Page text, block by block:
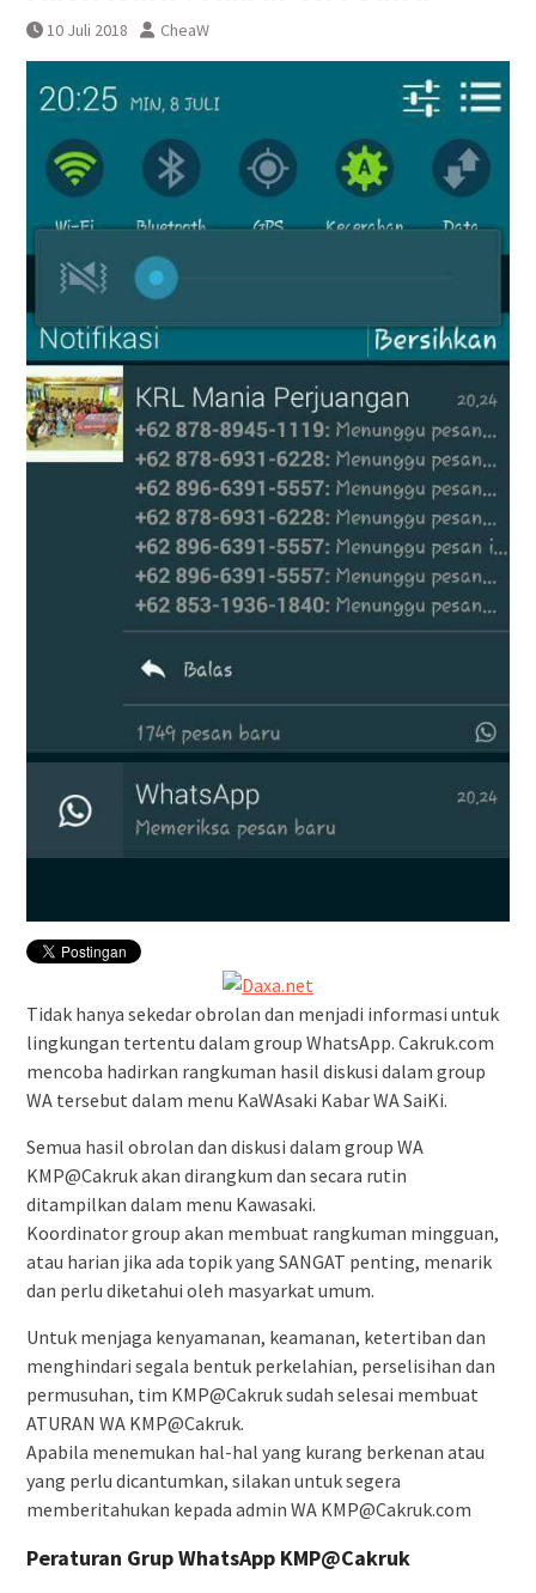
10 Juli 2018 CheaW
Tidak hanya sekedar obrolan dan menjadi informasi untuk
lingkungan tertentu dalam group WhatsApp. Cakruk.com
mencoba hadirkan rangkuman hasil diskusi dalam group
WA tersebut dalam menu KaWAsaki Kabar WA SaiKi.
Semua hasil obrolan dan diskusi dalam group WA
KMP@Cakruk akan dirangkum dan secara rutin
ditampilkan dalam menu Kawasaki.
Koordinator group akan membuat rangkuman mingguan,
atau harian jika ada topik yang SANGAT penting, menarik
dan perlu diketahui oleh masyarkat umum.
Untuk menjaga kenyamanan, keamanan, ketertiban dan
menghindari segala bentuk perkelahian, perselisihan dan
permusuhan, tim KMP@Cakruk sudah selesai membuat
ATURAN WA KMP@Cakruk.
Apabila menemukan hal-hal yang kurang berkenan atau
yang perlu dicantumkan, silakan untuk segera
memberitahukan kepada admin WA KMP@Cakruk.com
Peraturan Grup WhatsApp KMP@Cakruk